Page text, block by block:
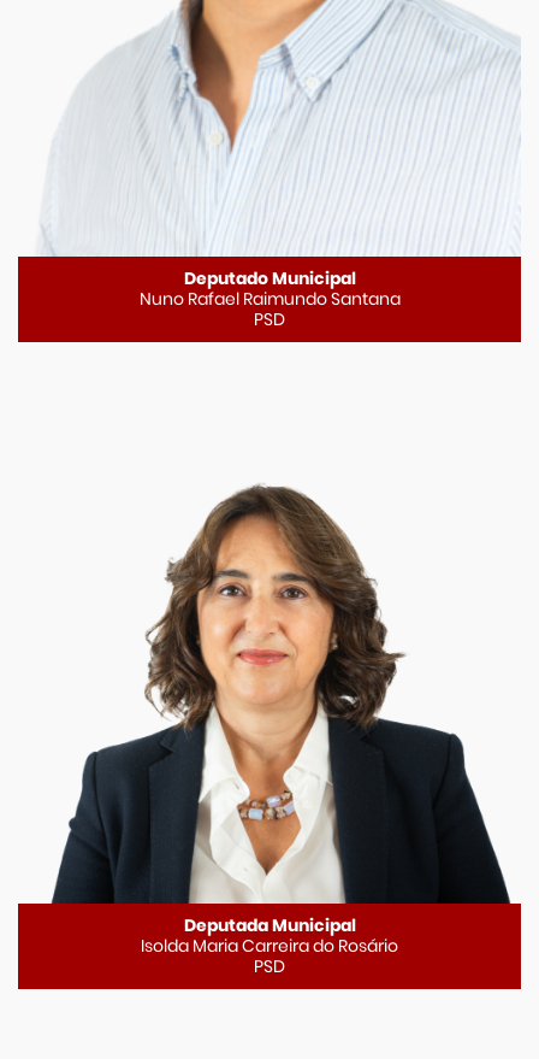
Deputado Municipal
Nuno Rafael Raimundo Santana
PSD
Deputada Municipal
Isolda Maria Carreira do Rosário
PSD